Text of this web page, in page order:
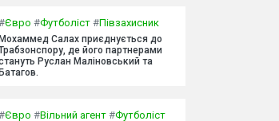
Євро #Футболіст #Півзахисник
Салах приєднується до
де його партнерами
Руслан Маліновський та
Євро #Вільний агент #Футболіст